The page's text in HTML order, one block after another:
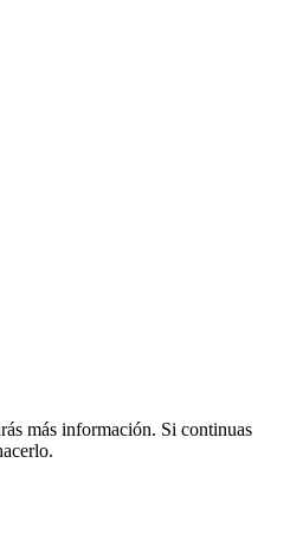
más información. Si continuas